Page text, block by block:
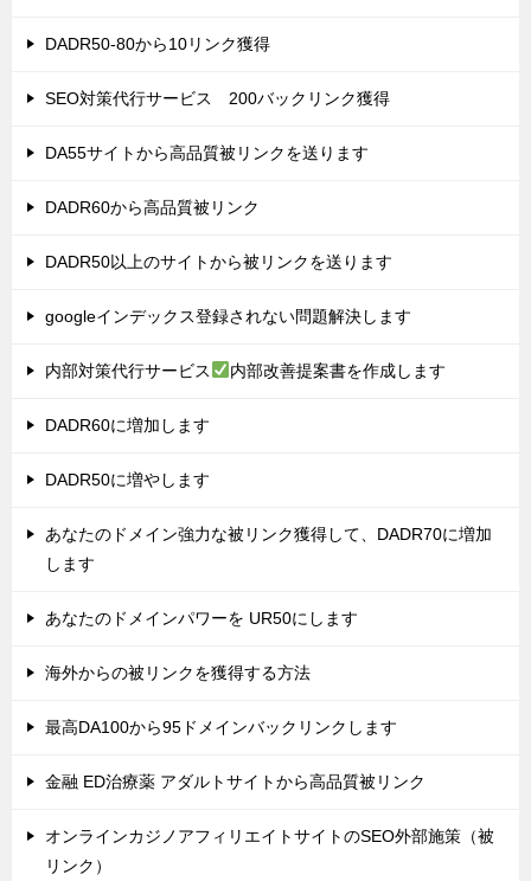
DADR50-80から10リンク獲得
SEO対策代行サービス 200バックリンク獲得
DA55サイトから高品質被リンクを送ります
DADR60から高品質被リンク
DADR50以上のサイトから被リンクを送ります
googleインデックス登録されない問題解決します
内部対策代行サービス 内部改善提案書を作成します
DADR60に増加します
DADR50に増やします
あなたのドメイン強力な被リンク獲得して、DADR70に増加
します
あなたのドメインパワーを UR50にします
海外からの被リンクを獲得する方法
最高DA100から95ドメインバックリンクします
金融 ED治療薬 アダルトサイトから高品質被リンク
オンラインカジノアフィリエイトサイトのSEO外部施策（被
リンク）